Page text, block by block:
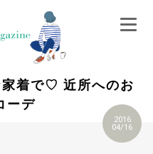
着で♡ 近所へのお
ーデ
2016
04/16